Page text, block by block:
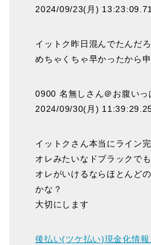
2024/09/23(月) 13:23:09.71
イットク昨日混んでたんだ
めちゃくちゃ早かったから
0900 名無しさん＠お腹いっ
2024/09/30(月)
イットクさん本当にライン
オレみたいなドブラックで
オレがいけるならほとんど
かな？
大切にします
後払い(ツケ払い)現金化情